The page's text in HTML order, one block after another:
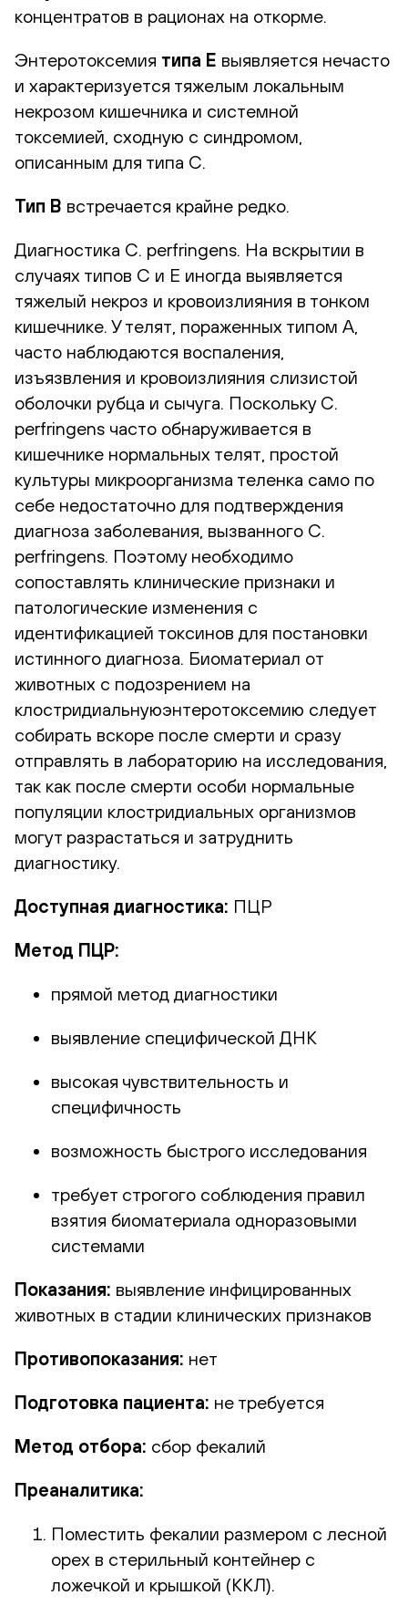
концентратов в рационах на откорме.
Энтеротоксемия типа Е выявляется нечасто
и характеризуется тяжелым локальным
некрозом кишечника и системной
токсемией, сходную с синдромом,
описанным для типа C.
Тип B встречается крайне редко.
Диагностика C. perfringens. На вскрытии в
случаях типов C и E иногда выявляется
тяжелый некроз и кровоизлияния в тонком
кишечнике. У телят, пораженных типом А,
часто наблюдаются воспаления,
изъязвления и кровоизлияния слизистой
оболочки рубца и сычуга. Поскольку C.
perfringens часто обнаруживается в
кишечнике нормальных телят, простой
культуры микроорганизма теленка само по
себе недостаточно для подтверждения
диагноза заболевания, вызванного C.
perfringens. Поэтому необходимо
сопоставлять клинические признаки и
патологические изменения с
идентификацией токсинов для постановки
истинного диагноза. Биоматериал от
животных с подозрением на
клостридиальнуюэнтеротоксемию следует
собирать вскоре после смерти и сразу
отправлять в лабораторию на исследования,
так как после смерти особи нормальные
популяции клостридиальных организмов
могут разрастаться и затруднить
диагностику.
Доступная диагностика: ПЦР
Метод ПЦР:
прямой метод диагностики
выявление специфической ДНК
высокая чувствительность и
специфичность
возможность быстрого исследования
требует строгого соблюдения правил
взятия биоматериала одноразовыми
системами
Показания: выявление инфицированных
животных в стадии клинических признаков
Противопоказания: нет
Подготовка пациента: не требуется
Метод отбора: сбор фекалий
Преаналитика:
Поместить фекалии размером с лесной
орех в стерильный контейнер с
ложечкой и крышкой (ККЛ).